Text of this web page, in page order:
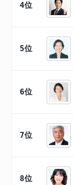
4位
5位
6位
7位
8位